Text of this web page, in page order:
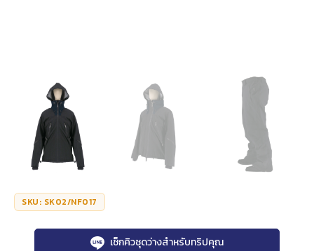
SKU: SK02/NF017
เช็กคิวชุดว่างสำหรับทริปคุณ